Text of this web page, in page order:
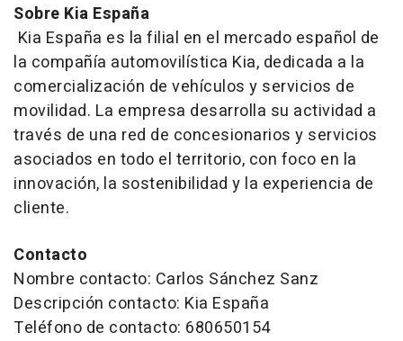
Sobre Kia España
Kia España es la filial en el mercado español de
la compañía automovilística Kia, dedicada a la
comercialización de vehículos y servicios de
movilidad. La empresa desarrolla su actividad a
través de una red de concesionarios y servicios
asociados en todo el territorio, con foco en la
innovación, la sostenibilidad y la experiencia de
cliente.
Contacto
Nombre contacto: Carlos Sánchez Sanz
Descripción contacto: Kia España
Teléfono de contacto: 680650154